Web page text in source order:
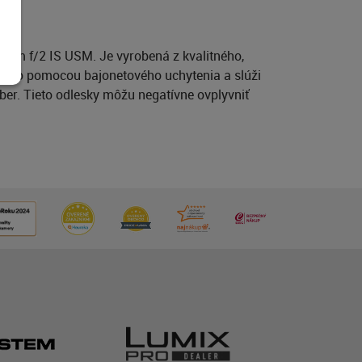
f/2 IS USM. Je vyrobená z kvalitného,
pomocou bajonetového uchytenia a slúži
Tieto odlesky môžu negatívne ovplyvniť